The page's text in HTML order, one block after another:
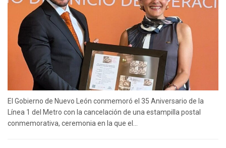
El Gobierno de Nuevo León conmemoró el 35 Aniversario de la
Línea 1 del Metro con la cancelación de una estampilla postal
conmemorativa, ceremonia en la que el...